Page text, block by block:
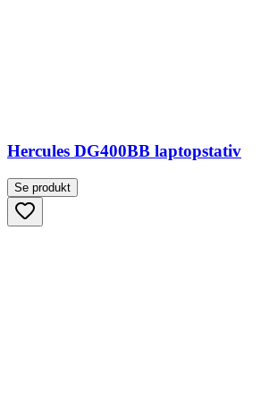
Hercules DG400BB laptopstativ
Se produkt